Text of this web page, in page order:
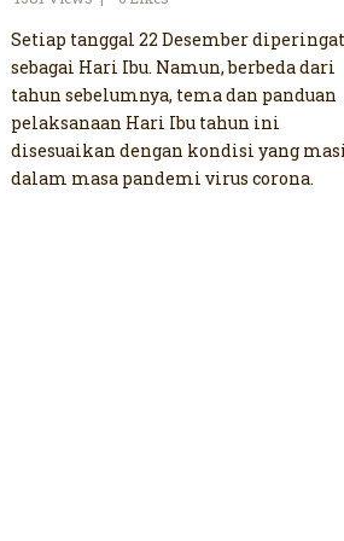
Setiap tanggal 22 Desember
sebagai Hari Ibu. Namun, berbeda dari
tahun sebelumnya, tema dan panduan
pelaksanaan Hari Ibu tahun ini
disesuaikan dengan kondisi yang
dalam masa pandemi virus corona.